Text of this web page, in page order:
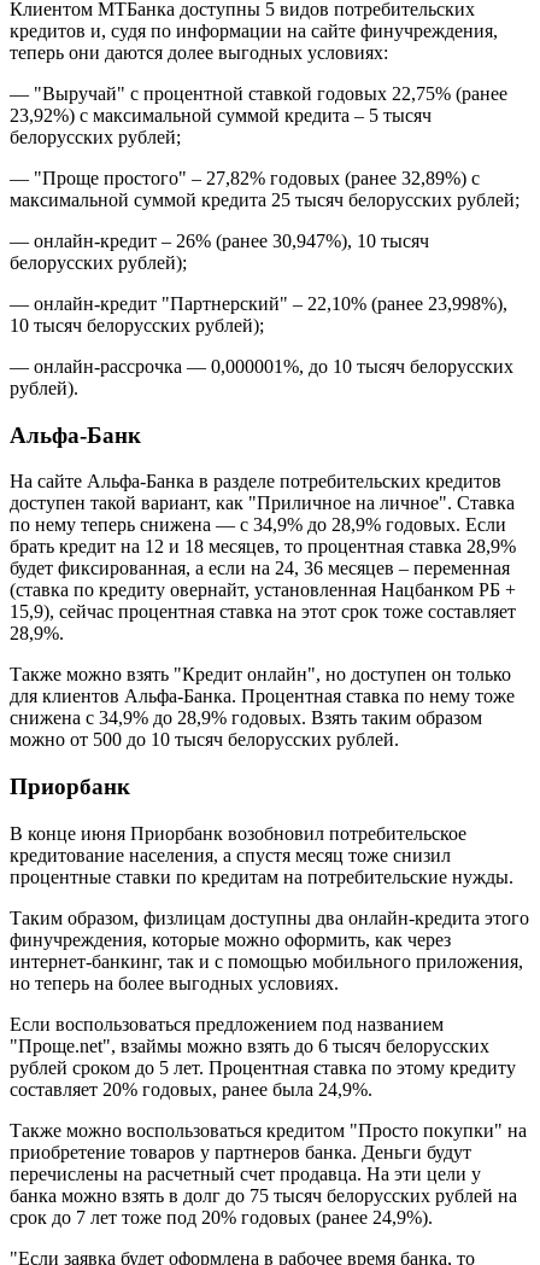
Клиентом МТБанка доступны 5 видов потребительских
кредитов и, судя по информации на сайте финучреждения,
теперь они даются долее выгодных условиях:
— "Выручай" с процентной ставкой годовых 22,75% (ранее
23,92%) с максимальной суммой кредита – 5 тысяч
белорусских рублей;
— "Проще простого" – 27,82% годовых (ранее 32,89%) с
максимальной суммой кредита 25 тысяч белорусских рублей;
— онлайн-кредит – 26% (ранее 30,947%), 10 тысяч
белорусских рублей);
— онлайн-кредит "Партнерский" – 22,10% (ранее 23,998%),
10 тысяч белорусских рублей);
— онлайн-рассрочка — 0,000001%, до 10 тысяч белорусских
рублей).
Альфа-Банк
На сайте Альфа-Банка в разделе потребительских кредитов
доступен такой вариант, как "Приличное на личное". Ставка
по нему теперь снижена — с 34,9% до 28,9% годовых. Если
брать кредит на 12 и 18 месяцев, то процентная ставка 28,9%
будет фиксированная, а если на 24, 36 месяцев – переменная
(ставка по кредиту овернайт, установленная Нацбанком РБ +
15,9), сейчас процентная ставка на этот срок тоже составляет
28,9%.
Также можно взять "Кредит онлайн", но доступен он только
для клиентов Альфа-Банка. Процентная ставка по нему тоже
снижена с 34,9% до 28,9% годовых. Взять таким образом
можно от 500 до 10 тысяч белорусских рублей.
Приорбанк
В конце июня Приорбанк возобновил потребительское
кредитование населения, а спустя месяц тоже снизил
процентные ставки по кредитам на потребительские нужды.
Таким образом, физлицам доступны два онлайн-кредита этого
финучреждения, которые можно оформить, как через
интернет-банкинг, так и с помощью мобильного приложения,
но теперь на более выгодных условиях.
Если воспользоваться предложением под названием
"Проще.net", взаймы можно взять до 6 тысяч белорусских
рублей сроком до 5 лет. Процентная ставка по этому кредиту
составляет 20% годовых, ранее была 24,9%.
Также можно воспользоваться кредитом "Просто покупки" на
приобретение товаров у партнеров банка. Деньги будут
перечислены на расчетный счет продавца. На эти цели у
банка можно взять в долг до 75 тысяч белорусских рублей на
срок до 7 лет тоже под 20% годовых (ранее 24,9%).
"Если заявка будет оформлена в рабочее время банка, то